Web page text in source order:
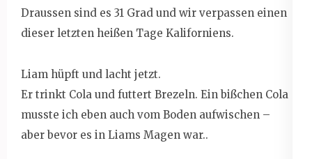
Draussen sind es 31 Grad und wir verpassen einen
dieser letzten heißen Tage Kaliforniens.
Liam hüpft und lacht jetzt.
Er trinkt Cola und futtert Brezeln. Ein bißchen Cola
musste ich eben auch vom Boden aufwischen –
aber bevor es in Liams Magen war..